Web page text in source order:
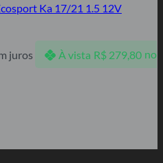
Ka 17/21 1.5 12V
juros À vista R$279,80 no